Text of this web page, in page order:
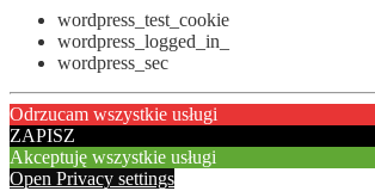
wordpress_test_cookie
wordpress_logged_in_
wordpress_sec
Odrzucam wszystkie usługi
ZAPISZ
Akceptuję wszystkie usługi
Open Privacy settings